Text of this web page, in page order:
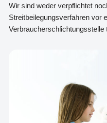
Wir sind weder verpflichtet
Streitbeilegungsverfahren vor
Verbraucherschlichtungsstelle